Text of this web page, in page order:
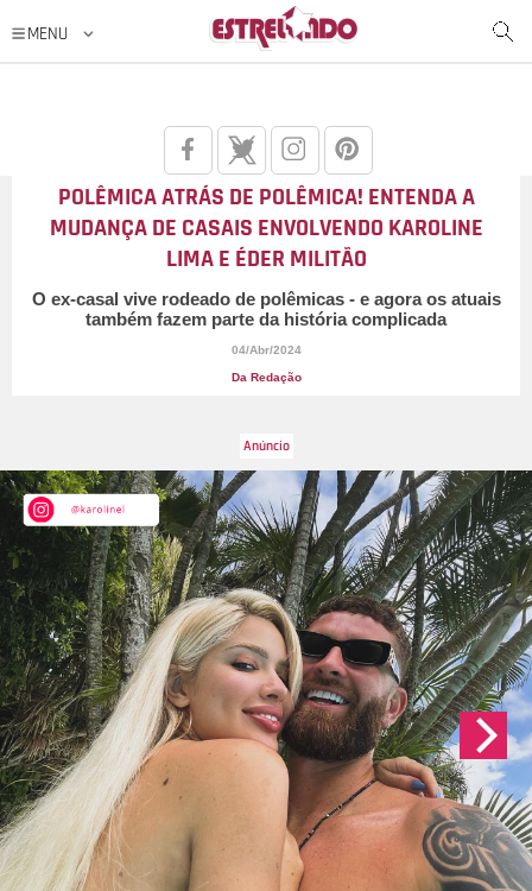
POLÊMICA ATRÁS DE POLÊMICA! ENTENDA A
MUDANÇA DE CASAIS ENVOLVENDO KAROLINE
LIMA E ÉDER MILITÃO
O ex-casal vive rodeado de polêmicas - e agora os atuais
também fazem parte da história complicada
04/Abr/2024
Da Redação